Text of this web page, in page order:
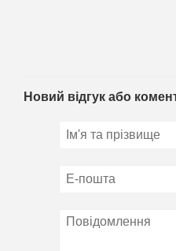
Новий відгук або